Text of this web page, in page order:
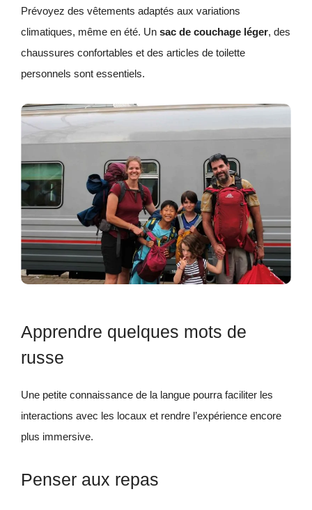
Prévoyez des vêtements adaptés aux variations
climatiques, même en été. Un sac de couchage léger, des
chaussures confortables et des articles de toilette
personnels sont essentiels.
Apprendre quelques mots de
russe
Une petite connaissance de la langue pourra faciliter les
interactions avec les locaux et rendre l’expérience encore
plus immersive.
Penser aux repas